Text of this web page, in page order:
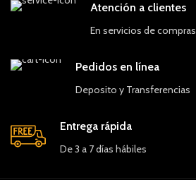
Atención a clientes
En servicios de compras
Pedidos en línea
Deposito y Transferencias
Entrega rápida
De 3 a 7 días hábiles